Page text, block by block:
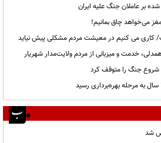
بر عاملان جنگ علیه ایران
می‌خواهد چاق بمانیم!
کاری می کنیم در معیشت مردم مشکلی پیش نیاید
شروع جنگ را متوقف کرد
شد